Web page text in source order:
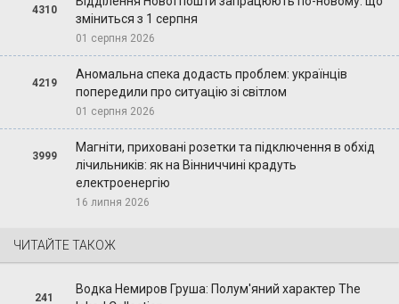
4310
зміниться з 1 серпня
01 серпня 2026
4219
Аномальна спека додасть проблем: українців
попередили про ситуацію зі світлом
01 серпня 2026
3999
Магніти, приховані розетки та підключення в обхід
лічильників: як на Вінниччині крадуть
електроенергію
16 липня 2026
ЧИТАЙТЕ ТАКОЖ
241
Водка Немиров Груша: Полум'яний характер The